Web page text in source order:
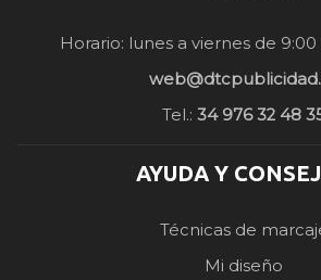
Horario: lunes a viernes de 9:00
Tel.: 34 976 32 48
AYUDA Y
Técnicas de
Mi diseño